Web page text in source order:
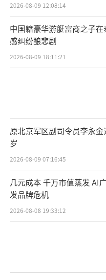
2026-08-09 12:08:14
中国籍豪华游艇富商之子
感纠纷酿悲剧
2026-08-09 18:11:21
原北京军区副司令员李永
岁
2026-08-09 07:16:45
几元成本 千万市值蒸发 AI
发品牌危机
2026-08-08 19:33:12